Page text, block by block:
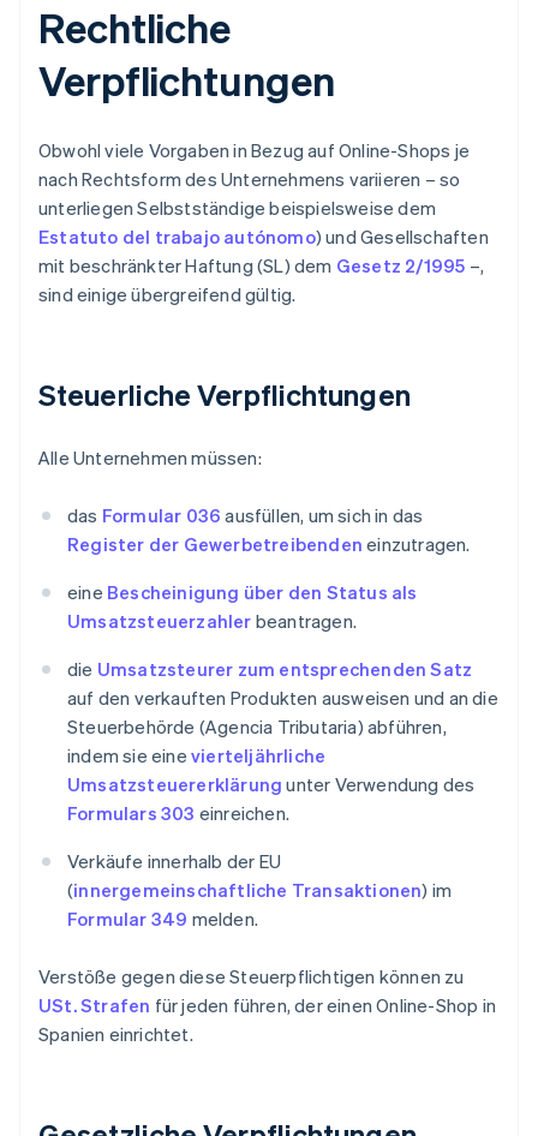
Rechtliche
Verpflichtungen
Obwohl viele Vorgaben in Bezug auf Online-Shops je
nach Rechtsform des Unternehmens variieren – so
unterliegen Selbstständige beispielsweise dem
Estatuto del trabajo autónomo) und Gesellschaften
mit beschränkter Haftung (SL) dem Gesetz 2/1995 –,
sind einige übergreifend gültig.
Steuerliche Verpflichtungen
Alle Unternehmen müssen:
das Formular 036 ausfüllen, um sich in das
Register der Gewerbetreibenden einzutragen.
eine Bescheinigung über den Status als
Umsatzsteuerzahler beantragen.
die Umsatzsteurer zum entsprechenden Satz
auf den verkauften Produkten ausweisen und an die
Steuerbehörde (Agencia Tributaria) abführen,
indem sie eine vierteljährliche
Umsatzsteuererklärung unter Verwendung des
Formulars 303 einreichen.
Verkäufe innerhalb der EU
(innergemeinschaftliche Transaktionen) im
Formular 349 melden.
Verstöße gegen diese Steuerpflichtigen können zu
USt. Strafen für jeden führen, der einen Online-Shop in
Spanien einrichtet.